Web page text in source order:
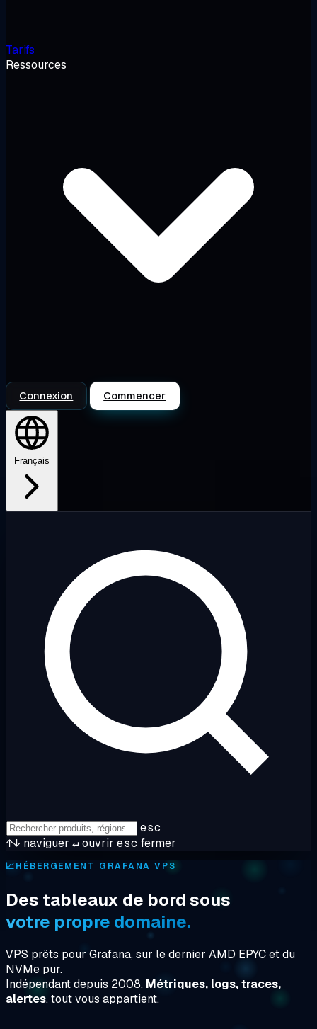
Tarifs
Ressources
Connexion Commencer
Français
esc
↑↓ naviguer ↵ouvrir esc fermer
📈HÉBERGEMENT GRAFANA VPS
Des tableaux de bord sous
votre propre domaine.
VPS prêts pour Grafana, sur le dernier AMD EPYC et du
NVMe pur.
Indépendant depuis 2008. Métriques, logs, traces,
alertes, tout vous appartient.